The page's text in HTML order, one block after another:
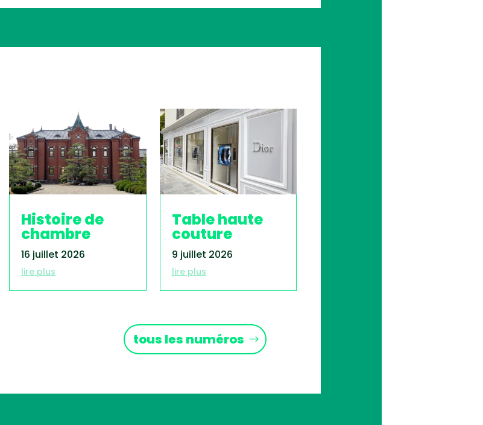
Histoire de
chambre
16 juillet 2026
lire plus
Table haute
couture
9 juillet 2026
lire plus
tous les numéros